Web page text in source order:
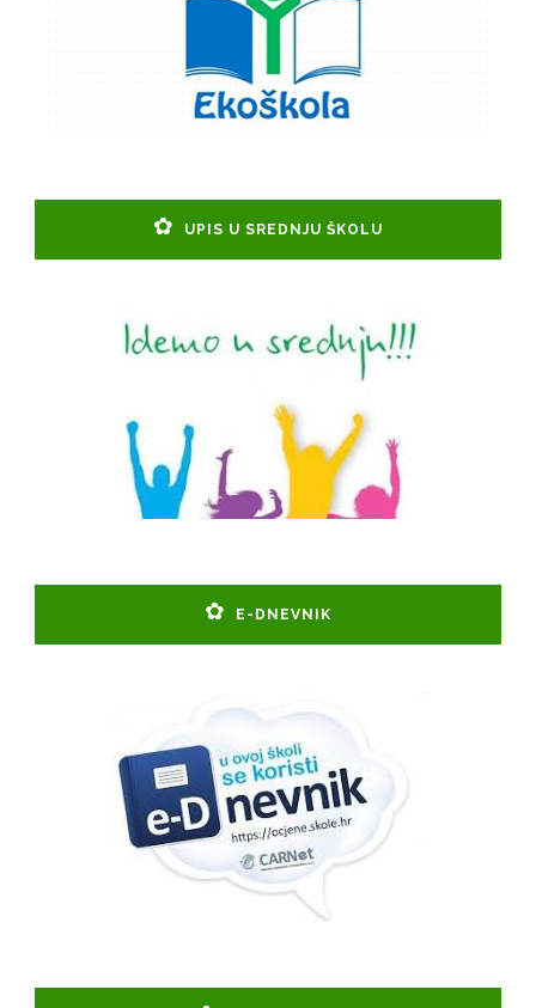
UPIS U SREDNJU ŠKOLU
E-DNEVNIK